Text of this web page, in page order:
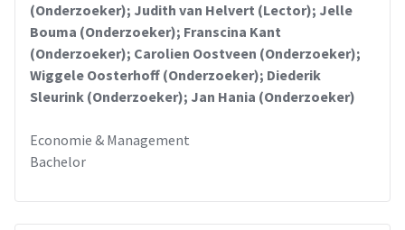
(Onderzoeker); Judith van Helvert (Lector); Jelle
Bouma (Onderzoeker); Franscina Kant
(Onderzoeker); Carolien Oostveen (Onderzoeker);
Wiggele Oosterhoff (Onderzoeker); Diederik
Sleurink (Onderzoeker); Jan Hania (Onderzoeker)
Economie & Management
Bachelor